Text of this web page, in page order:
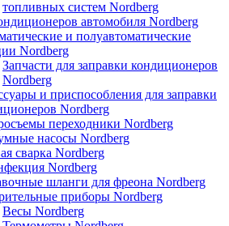
топливных систем Nordberg
автомобиля Nordberg
и полуавтоматические
Nordberg
Запчасти для заправки кондиционеров
Nordberg
и приспособления для заправки
Nordberg
переходники Nordberg
насосы Nordberg
сварка Nordberg
Nordberg
шланги для фреона Nordberg
приборы Nordberg
Весы Nordberg